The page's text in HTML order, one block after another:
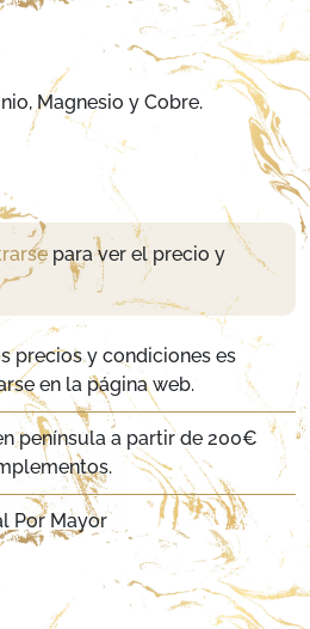
Magnesio y Cobre.
para ver el precio y
precios y condiciones es
en la página web.
península a partir de 200€
Por Mayor